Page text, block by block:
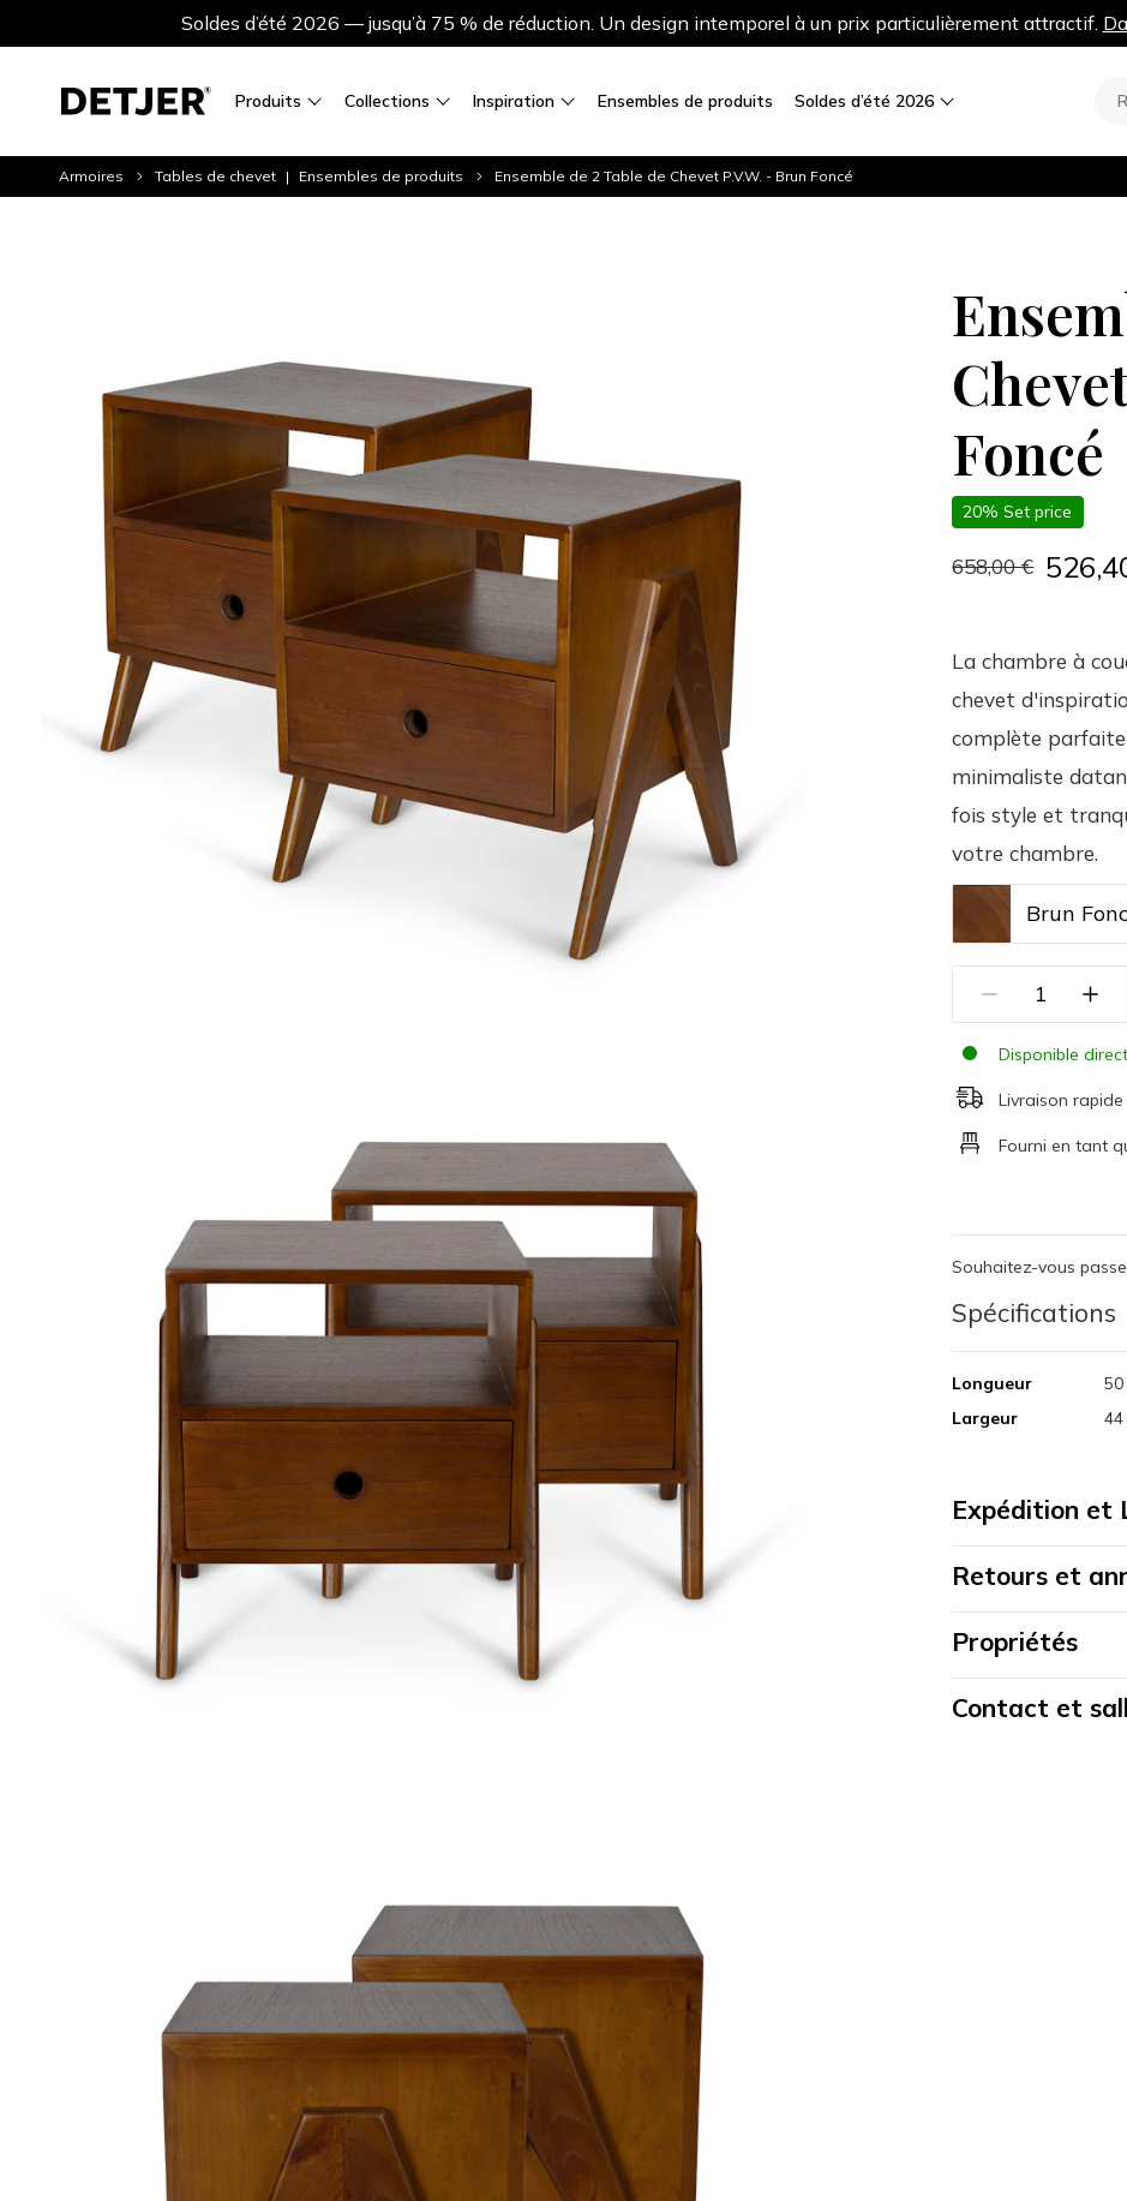
Soldes d’été 2026 — jusqu’à 75 % de réduction. Un design intemporel à un prix particulièrement attractif.
Produits Collections Inspiration Ensembles de produits Soldes d’été 2026
Armoires Tables de chevet Ensembles de produits Ensemble de 2 Table de Chevet P.V.W. - Brun Foncé
Foncé
20% Set price
658,00 €
La chambre à
chevet
complète
minimaliste
fois style et
votre chambre.
Brun
Disponible
Livraison rapide
Fourni en tant
Souhaitez-vous
Spécifications
Longueur
50
Largeur
44
Expédition et
Retours et
Propriétés
Contact et